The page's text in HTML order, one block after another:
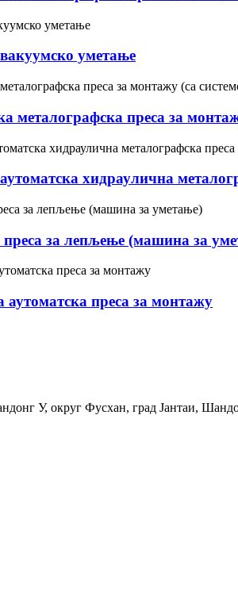
уметање
металографска преса за
хидраулична
за лепљење (машина за
аутоматска преса за монтажу
У, округ Фусхан, град Јантаи,